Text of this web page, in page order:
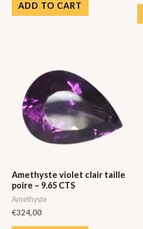
ADD TO CART
Amethyste violet clair taille
poire – 9.65 CTS
Amethyste
€324,00